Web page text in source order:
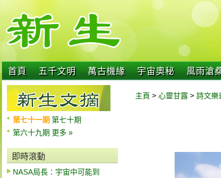
首頁 五千文明 萬古機緣 宇宙奧秘 風雨滄
第七十一期 第七十期
第六十九期 更多 »
即時滾動
NASA局長：宇宙中可能到
主頁 > 心靈甘露 > 詩文樂